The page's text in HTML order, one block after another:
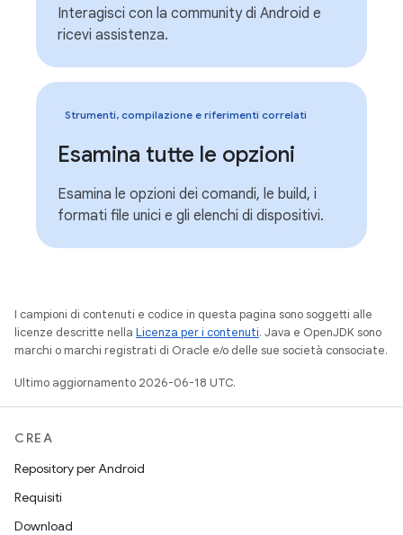
Interagisci con la community di Android e
ricevi assistenza.
Strumenti, compilazione e riferimenti correlati
Esamina tutte le opzioni
Esamina le opzioni dei comandi, le build, i
formati file unici e gli elenchi di dispositivi.
I campioni di contenuti e codice in questa pagina sono soggetti alle
licenze descritte nella Licenza per i contenuti. Java e OpenJDK sono
marchi o marchi registrati di Oracle e/o delle sue società consociate.
Ultimo aggiornamento 2026-06-18 UTC.
CREA
Repository per Android
Requisiti
Download